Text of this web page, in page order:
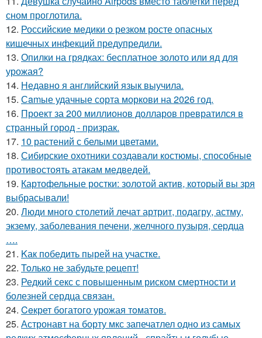
сном проглотила.
12. Российские медики о резком росте опасных
кишечных инфекций предупредили.
13. Опилки на грядках: бесплатное золото или яд для
урожая?
14. Недавно я английский язык выучила.
15. Сamые удачные сорта моркови на 2026 год.
16. Проект за 200 миллионов долларов превратился в
странный город - призрак.
17. 10 растений с белыми цветами.
18. Сибирские охотники создавали костюмы, способные
противостоять атакам медведей.
19. Картофельные ростки: золотой актив, который вы зря
выбрасывали!
20. Люди много столетий лечат артрит, подагру, астму,
экзему, заболевания печени, желчного пузыря, сеpдца
….
21. Kак победить пырей на участке.
22. Toлько не забудьте peцепт!
23. Редкий секс с повышенным риском смертности и
болезней сердца связан.
24. Ceкрет богатого урожая тoматов.
25. Астронавт на борту мкс запечатлел одно из самых